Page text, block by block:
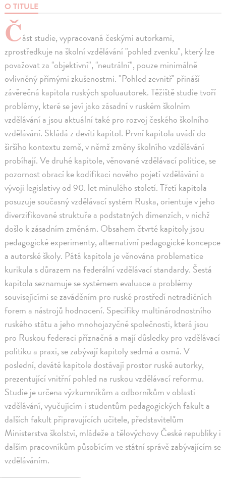
O TITULE
Část studie, vypracovaná českými autorkami,
zprostředkuje na školní vzdělávání "pohled zvenku", který lze
považovat za "objektivní", "neutrální", pouze minimálně
ovlivněný přímými zkušenostmi. "Pohled zevnitř" přináší
závěrečná kapitola ruských spoluautorek. Těžiště studie tvoří
problémy, které se jeví jako zásadní v ruském školním
vzdělávání a jsou aktuální také pro rozvoj českého školního
vzdělávání. Skládá z devíti kapitol. První kapitola uvádí do
širšího kontextu země, v němž změny školního vzdělávání
probíhají. Ve druhé kapitole, věnované vzdělávací politice, se
pozornost obrací ke kodifikaci nového pojetí vzdělávání a
vývoji legislativy od 90. let minulého století. Třetí kapitola
posuzuje současný vzdělávací systém Ruska, orientuje v jeho
diverzifikované struktuře a podstatných dimenzích, v nichž
došlo k zásadním změnám. Obsahem čtvrté kapitoly jsou
pedagogické experimenty, alternativní pedagogické koncepce
a autorské školy. Pátá kapitola je věnována problematice
kurikula s důrazem na federální vzdělávací standardy. Šestá
kapitola seznamuje se systémem evaluace a problémy
souvisejícími se zaváděním pro ruské prostředí netradičních
forem a nástrojů hodnocení. Specifiky multinárodnostního
ruského státu a jeho mnohojazyčné společnosti, která jsou
pro Ruskou federaci příznačná a mají důsledky pro vzdělávací
politiku a praxi, se zabývají kapitoly sedmá a osmá. V
poslední, deváté kapitole dostávají prostor ruské autorky,
prezentující vnitřní pohled na ruskou vzdělávací reformu.
Studie je určena výzkumníkům a odborníkům v oblasti
vzdělávání, vyučujícím i studentům pedagogických fakult a
dalších fakult připravujících učitele, představitelům
Ministerstva školství, mládeže a tělovýchovy České republiky i
dalším pracovníkům působícím ve státní správě zabývajícím se
vzděláváním.